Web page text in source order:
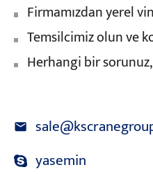
Firmamızdan yerel
Temsilcimiz olun ve
Herhangi bir
yasemin